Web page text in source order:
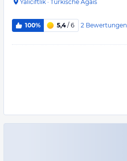
Yaliciftlik · Türkische Ägäis
100% 5,4/ 6 2 Bewertungen